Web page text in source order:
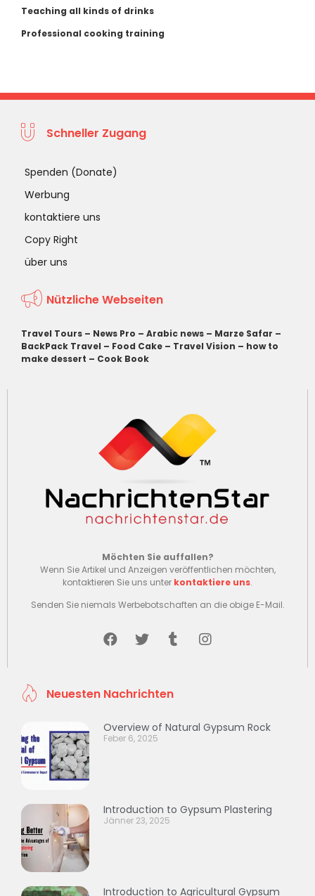
Teaching all kinds of drinks
Professional cooking training
Schneller Zugang
Spenden (Donate)
Werbung
kontaktiere uns
Copy Right
über uns
Nützliche Webseiten
Travel Tours – News Pro – Arabic news – Marze Safar –
BackPack Travel – Food Cake – Travel Vision – how to
make dessert – Cook Book
Möchten Sie auffallen?
Wenn Sie Artikel und Anzeigen veröffentlichen möchten,
kontaktieren Sie uns unter kontaktiere uns.
Senden Sie niemals Werbebotschaften an die obige E-Mail.
Neuesten Nachrichten
Overview of Natural Gypsum Rock
Feber 6, 2025
Introduction to Gypsum Plastering
Jänner 23, 2025
Introduction to Agricultural Gypsum